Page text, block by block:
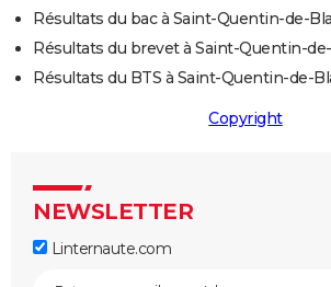
Résultats du bac à Saint-Quentin-de-
Résultats du brevet à Saint-Quentin-
Résultats du BTS à Saint-Quentin-de-
Copyright
NEWSLETTER
Linternaute.com